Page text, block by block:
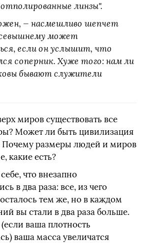
линзы".
— насмешливо шепчет
может
если он услышит, что
соперник. Хуже того: нам ли
бывают служители
миров существовать все
Может ли быть цивилизация
Почему размеры людей и миров
какие есть?
что внезапно
в два раза: все, из чего
тем же, но в каждом
вы стали в два раза больше.
ваша плотность
ваша масса увеличатся